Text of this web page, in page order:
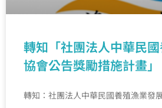
轉知「社團法人中華民
協會公告獎勵措施計畫」
轉知：社團法人中華民國養殖漁業發